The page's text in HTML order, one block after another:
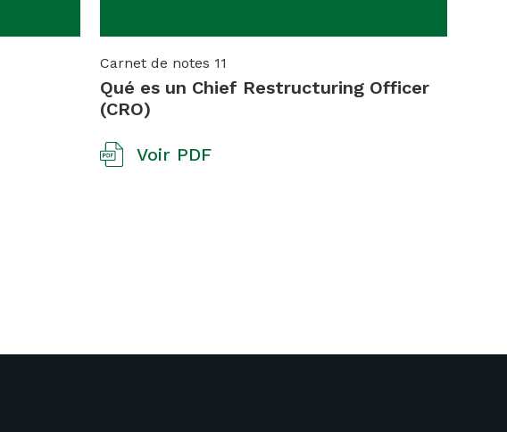
Carnet de notes 11
Qué es un Chief Restructuring Officer
(CRO)
Voir PDF